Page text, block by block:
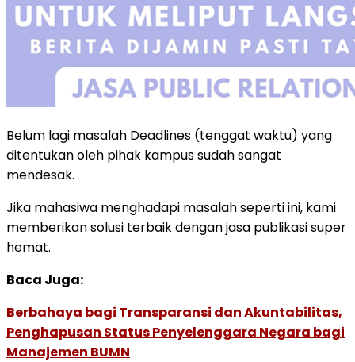
Belum lagi masalah Deadlines (tenggat waktu) yang
ditentukan oleh pihak kampus sudah sangat
mendesak.
Jika mahasiwa menghadapi masalah seperti ini, kami
memberikan solusi terbaik dengan jasa publikasi super
hemat.
Baca Juga:
Berbahaya bagi Transparansi dan Akuntabilitas,
Penghapusan Status Penyelenggara Negara bagi
Manajemen BUMN